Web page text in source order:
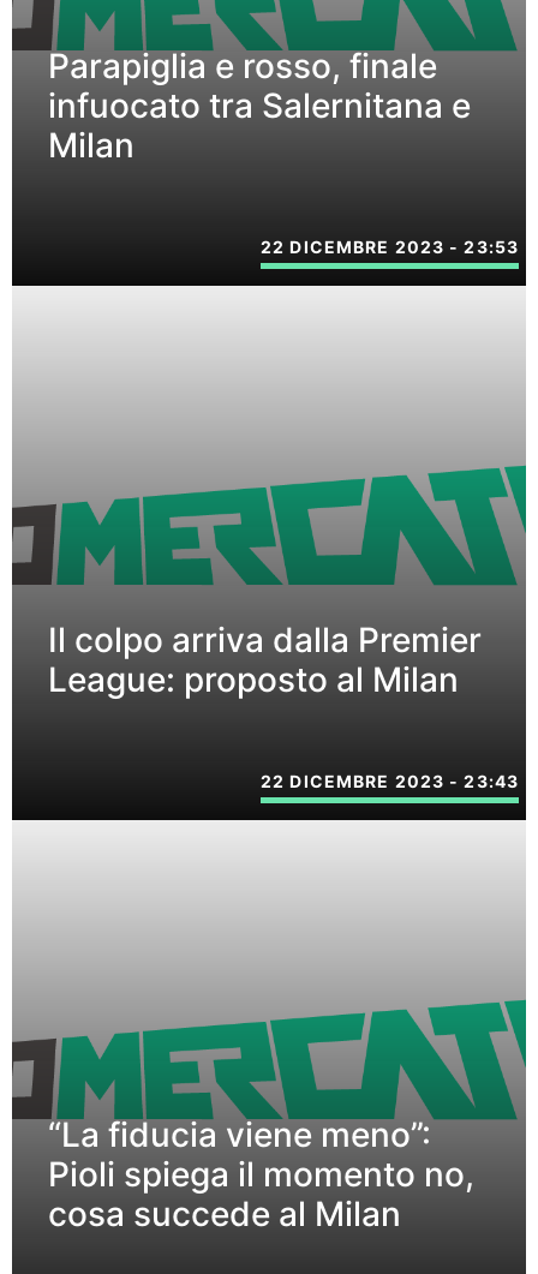
Parapiglia e rosso, finale
infuocato tra Salernitana e
Milan
22 DICEMBRE 2023 - 23:53
Il colpo arriva dalla Premier
League: proposto al Milan
22 DICEMBRE 2023 - 23:43
“La fiducia viene meno”:
Pioli spiega il momento no,
cosa succede al Milan